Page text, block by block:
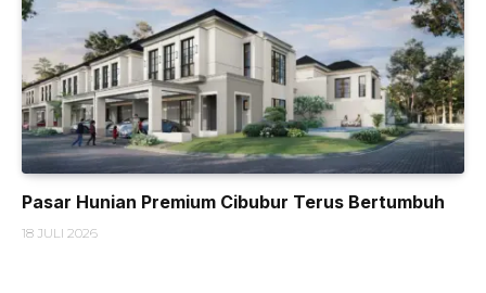
Pasar Hunian Premium Cibubur Terus Bertumbuh
18 JULI 2026